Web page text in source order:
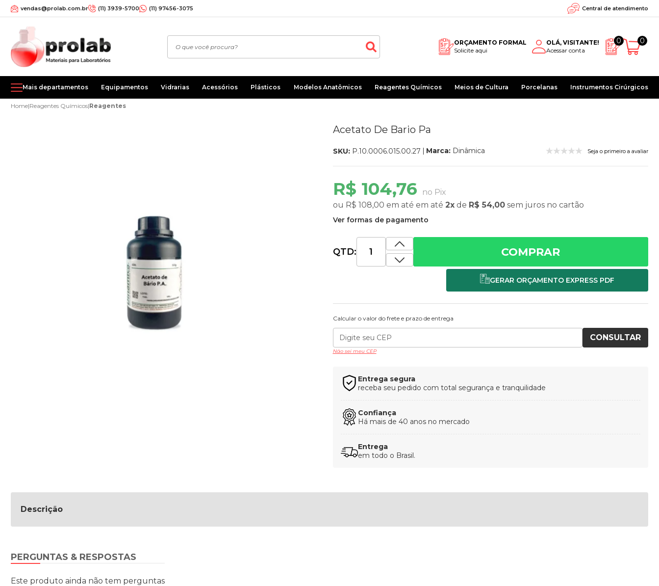
vendas@prolab.com.br (11) 3939-5700 (11) 97456-3075 Central de atendimento
ORÇAMENTO FORMAL
Solicite aqui
OLÁ, VISITANTE!
Acessar conta
0 0
Mais departamentos Equipamentos Vidrarias Acessórios Plásticos Modelos Anatômicos Reagentes Químicos Meios de Cultura Porcelanas Instrumentos Cirúrgicos
Home|Reagentes Químicos|Reagentes
Acetato De Bario Pa
Seja o primeiro a avaliar
SKU:P.10.0006.015.00.27 Marca: Dinâmica
R$ 104,76
no Pix
ou R$ 108,00 em até em até 2xde R$ 54,00 sem jurosno cartão
Ver formas de pagamento
QTD: COMPRAR
Calcular o valor do frete e prazo de entrega
CONSULTAR
Não sei meu CEP
Entrega segura
receba seu pedido com total segurança e tranquilidade
Confiança
Há mais de 40 anos no mercado
Entrega
em todo o Brasil.
Descrição
PERGUNTAS & RESPOSTAS
Este produto ainda não tem perguntas